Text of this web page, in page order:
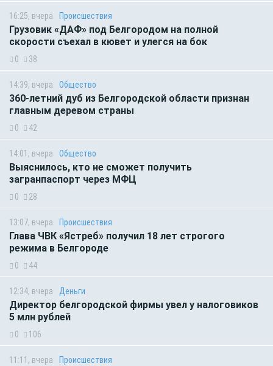
16:25, вчера Происшествия
Грузовик «ДАФ» под Белгородом на полной
скорости съехал в кювет и улегся на бок
0 38
14:39, вчера Общество
360-летний дуб из Белгородской области признан
главным деревом страны
0 42
14:01, вчера Общество
Выяснилось, кто не сможет получить
загранпаспорт через МФЦ
0 28
13:07, вчера Происшествия
Глава ЧВК «Ястреб» получил 18 лет строгого
режима в Белгороде
0 44
12:34, вчера Деньги
Директор белгородской фирмы увел у налоговиков
5 млн рублей
0 106
11:11, вчера Происшествия